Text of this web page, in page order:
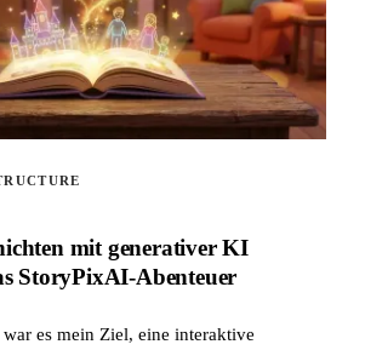
mit generativer KI
StoryPixAI-Abenteuer
es mein Ziel, eine interaktive